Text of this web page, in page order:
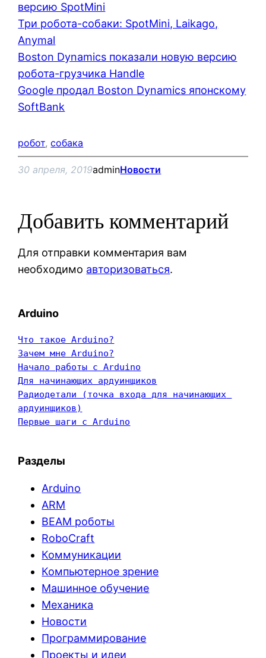
версию SpotMini
Три робота-собаки: SpotMini, Laikago,
Anymal
Boston Dynamics показали новую версию
робота-грузчика Handle
Google продал Boston Dynamics японскому
SoftBank
робот, собака
30 апреля, 2019adminНовости
Добавить комментарий
Для отправки комментария вам
необходимо авторизоваться.
Arduino
Что такое Arduino?
Зачем мне Arduino?
Начало работы с Arduino
Для начинающих ардуинщиков
Радиодетали (точка входа для начинающих
ардуинщиков)
Первые шаги с Arduino
Разделы
Arduino
ARM
BEAM роботы
RoboCraft
Коммуникации
Компьютерное зрение
Машинное обучение
Механика
Новости
Программирование
Проекты и идеи